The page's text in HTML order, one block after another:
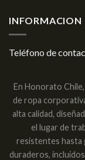
INFORMACION
Teléfono de
En Honorato
de ropa
alta calidad,
el lugar de
resistentes hasta
duraderos,